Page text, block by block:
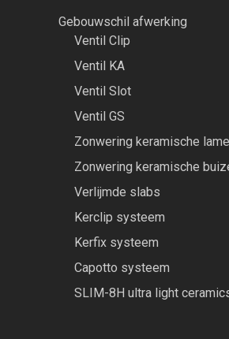
Gebouwschil afwerking
Ventil Clip
Ventil KA
Ventil Slot
Ventil GS
Zonwering keramische
Zonwering keramische
Verlijmde slabs
Kerclip systeem
Kerfix systeem
Capotto systeem
SLIM-8H ultra light